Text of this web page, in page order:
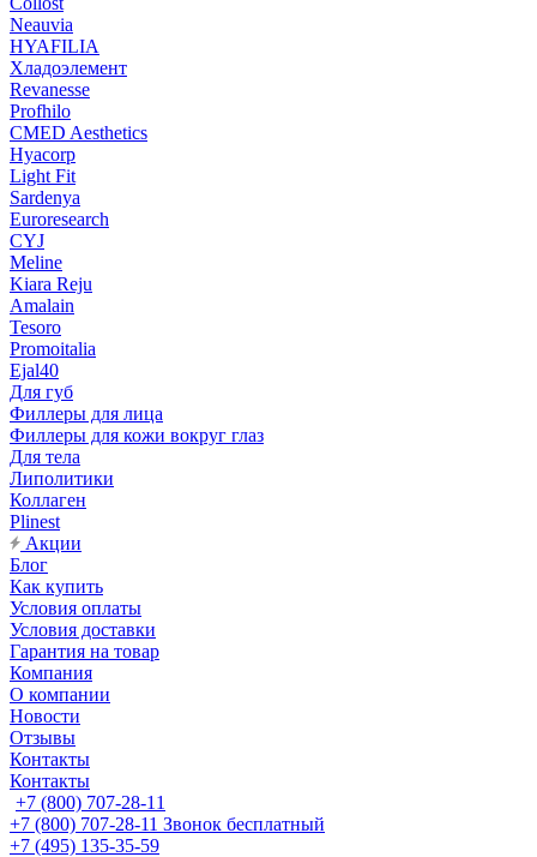
Neauvia
HYAFILIA
Хладоэлемент
Revanesse
Profhilo
CMED Aesthetics
Hyacorp
Light Fit
Sardenya
Euroresearch
CYJ
Meline
Kiara Reju
Amalain
Tesoro
Promoitalia
Ejal40
Для губ
Филлеры для лица
Филлеры для кожи вокруг глаз
Для тела
Липолитики
Коллаген
Plinest
Акции
Блог
Как купить
Условия оплаты
Условия доставки
Гарантия на товар
Компания
О компании
Новости
Отзывы
Контакты
Контакты
+7 (800) 707-28-11
+7 (800) 707-28-11 Звонок бесплатный
+7 (495) 135-35-59